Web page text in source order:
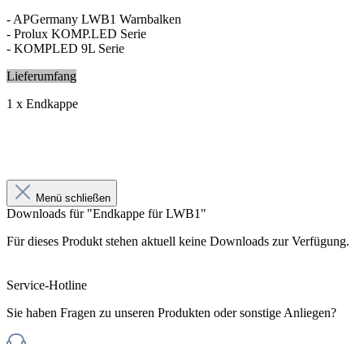
- APGermany LWB1 Warnbalken
- Prolux KOMP.LED Serie
- KOMPLED 9L Serie
Lieferumfang
1 x Endkappe
Menü schließen
Downloads für "Endkappe für LWB1"
Für dieses Produkt stehen aktuell keine Downloads zur Verfügung.
Service-Hotline
Sie haben Fragen zu unseren Produkten oder sonstige Anliegen?